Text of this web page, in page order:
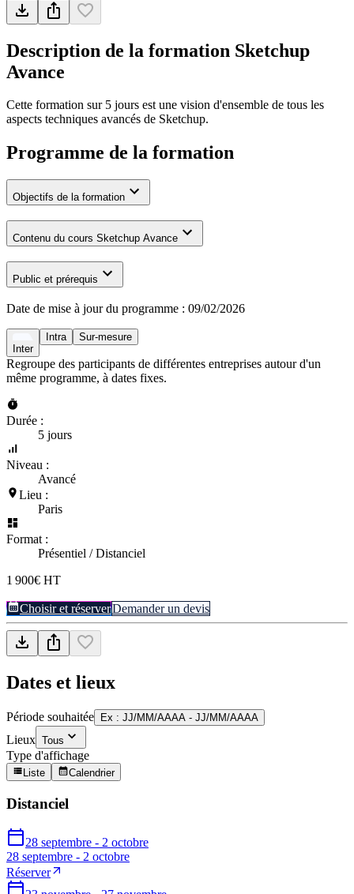
Description de la formation Sketchup
Avance
Cette formation sur 5 jours est une vision d'ensemble de tous les
aspects techniques avancés de Sketchup.
Programme de la formation
Objectifs de la formation
Contenu du cours Sketchup Avance
Public et prérequis
Date de mise à jour du programme : 09/02/2026
Inter
Intra Sur-mesure
Regroupe des participants de différentes entreprises autour d'un
même programme, à dates fixes.
Durée :
5 jours
Niveau :
Avancé
Lieu :
Paris
Format :
Présentiel / Distanciel
1 900€ HT
Choisir et réserverDemander un devis
Dates et lieux
Période souhaitée Ex : JJ/MM/AAAA - JJ/MM/AAAA
Lieux Tous
Type d'affichage
Liste Calendrier
Distanciel
28 septembre - 2 octobre
28 septembre - 2 octobre
Réserver